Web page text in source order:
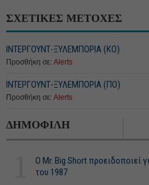
ΣΧΕΤΙΚΕΣ ΜΕΤΟΧΕΣ
ΙΝΤΕΡΓΟΥΝΤ-ΞΥΛΕΜΠΟΡΙΑ (ΚΟ)
Προσθήκη σε: Alerts
ΙΝΤΕΡΓΟΥΝΤ-ΞΥΛΕΜΠΟΡΙΑ (ΠΟ)
Προσθήκη σε: Alerts
ΔΗΜΟΦΙΛΗ
O Mr. Big Short προειδοποιεί
του 1987